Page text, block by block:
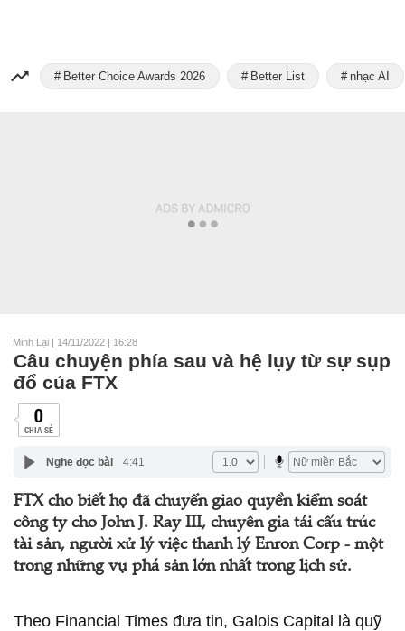
Better Choice Awards 2026 Better List nhạc AI
Minh Lại | 14/11/2022 | 16:28
Câu chuyện phía sau và hệ lụy từ sự sụp
đổ của FTX
0
CHIA SẺ
Nghe đọc bài 4:41
FTX cho biết họ đã chuyển giao quyền kiểm soát
công ty cho John J. Ray III, chuyên gia tái cấu trúc
tài sản, người xử lý việc thanh lý Enron Corp - một
trong những vụ phá sản lớn nhất trong lịch sử.
Theo Financial Times đưa tin, Galois Capital là quỹ